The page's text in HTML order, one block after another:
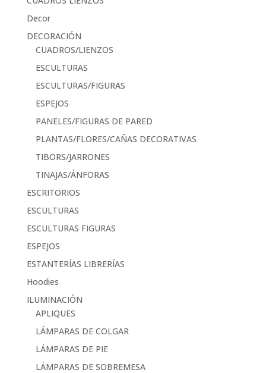
Decor
DECORACIÓN
CUADROS/LIENZOS
ESCULTURAS
ESCULTURAS/FIGURAS
ESPEJOS
PANELES/FIGURAS DE PARED
PLANTAS/FLORES/CAÑAS DECORATIVAS
TIBORS/JARRONES
TINAJAS/ÁNFORAS
ESCRITORIOS
ESCULTURAS
ESCULTURAS FIGURAS
ESPEJOS
ESTANTERÍAS LIBRERÍAS
Hoodies
ILUMINACIÓN
APLIQUES
LÁMPARAS DE COLGAR
LÁMPARAS DE PIE
LÁMPARAS DE SOBREMESA